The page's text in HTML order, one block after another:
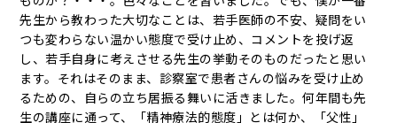
先生から教わった大切なことは、若手医師の不安、疑問をい
つも変わらない温かい態度で受け止め、コメントを投げ返
し、若手自身に考えさせる先生の挙動そのものだったと思い
ます。それはそのまま、診察室で患者さんの悩みを受け止め
るための、自らの立ち居振る舞いに活きました。何年間も先
生の講座に通って、「精神療法的態度」とは何か、「父性」